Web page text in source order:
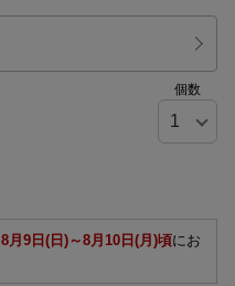
個数
8月9日(日)～8月10日(月)頃にお